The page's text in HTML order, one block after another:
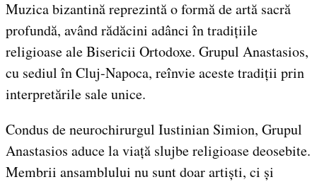
Muzica bizantină reprezintă o formă de artă sacră
profundă, având rădăcini adânci în tradițiile
religioase ale Bisericii Ortodoxe. Grupul Anastasios,
cu sediul în Cluj-Napoca, reînvie aceste tradiții prin
interpretările sale unice.
Condus de neurochirurgul Iustinian Simion, Grupul
Anastasios aduce la viață slujbe religioase deosebite.
Membrii ansamblului nu sunt doar artiști, ci și